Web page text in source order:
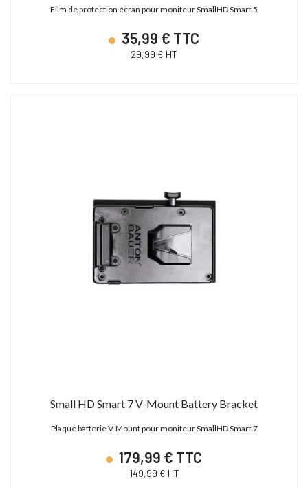
Film de protection écran pour moniteur SmallHD Smart 5
35,99 € TTC
29,99 € HT
Small HD Smart 7 V-Mount Battery Bracket
Plaque batterie V-Mount pour moniteur SmallHD Smart 7
179,99 € TTC
149,99 € HT